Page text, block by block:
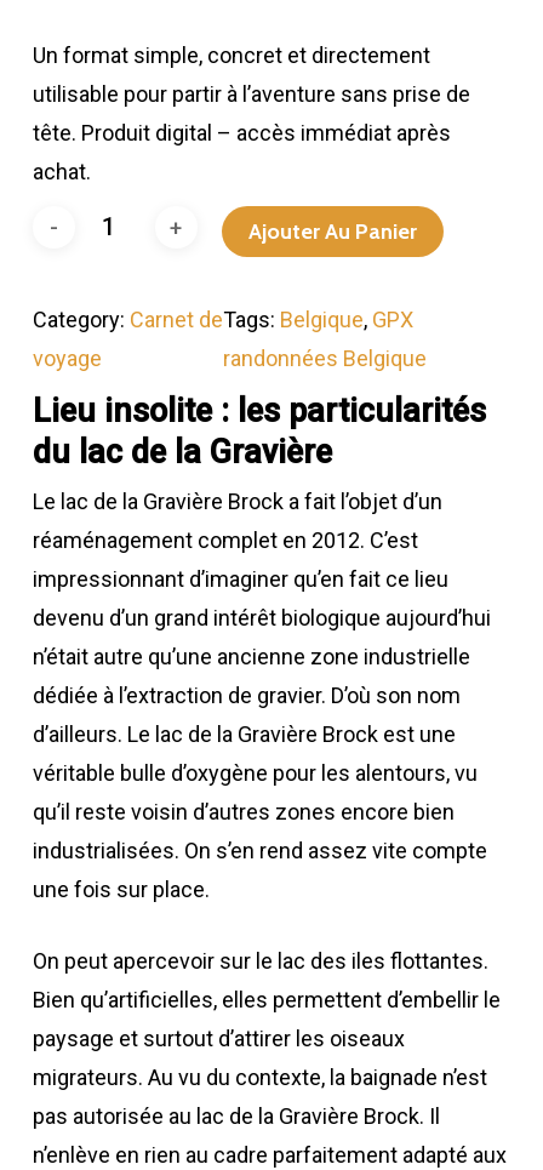
Un format simple, concret et directement
utilisable pour partir à l’aventure sans prise de
tête. Produit digital – accès immédiat après
achat.
Ajouter Au Panier
Category: Carnet de
voyage
Tags: Belgique, GPX
randonnées Belgique
Lieu insolite : les particularités
du lac de la Gravière
Le lac de la Gravière Brock a fait l’objet d’un
réaménagement complet en 2012. C’est
impressionnant d’imaginer qu’en fait ce lieu
devenu d’un grand intérêt biologique aujourd’hui
n’était autre qu’une ancienne zone industrielle
dédiée à l’extraction de gravier. D’où son nom
d’ailleurs. Le lac de la Gravière Brock est une
véritable bulle d’oxygène pour les alentours, vu
qu’il reste voisin d’autres zones encore bien
industrialisées. On s’en rend assez vite compte
une fois sur place.
On peut apercevoir sur le lac des iles flottantes.
Bien qu’artificielles, elles permettent d’embellir le
paysage et surtout d’attirer les oiseaux
migrateurs. Au vu du contexte, la baignade n’est
pas autorisée au lac de la Gravière Brock. Il
n’enlève en rien au cadre parfaitement adapté aux